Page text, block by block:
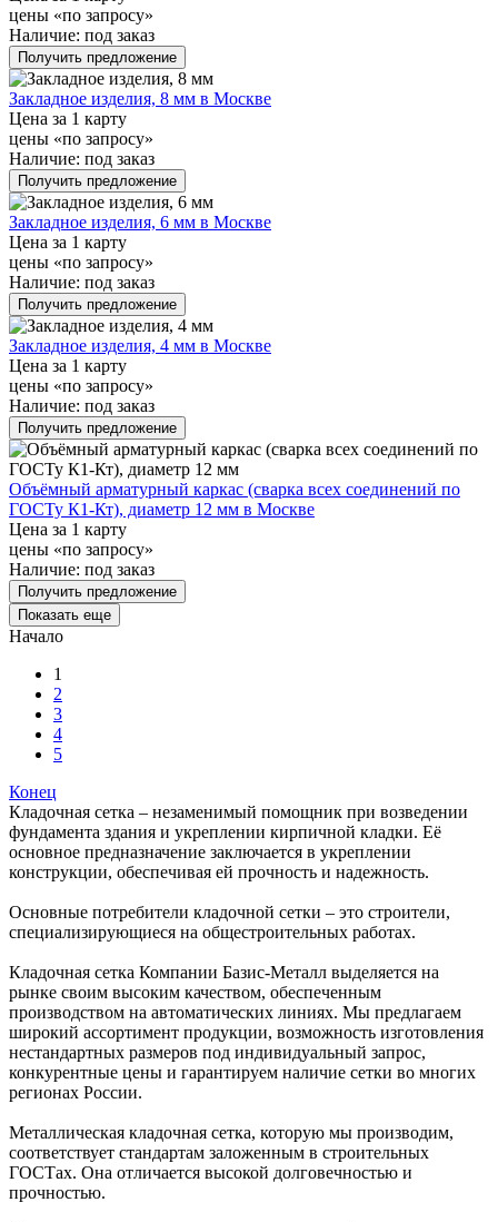
цены «по запросу»
Наличие: под заказ
Получить предложение
Закладное изделия, 8 мм в Москве
Цена за 1 карту
цены «по запросу»
Наличие: под заказ
Получить предложение
Закладное изделия, 6 мм в Москве
Цена за 1 карту
цены «по запросу»
Наличие: под заказ
Получить предложение
Закладное изделия, 4 мм в Москве
Цена за 1 карту
цены «по запросу»
Наличие: под заказ
Получить предложение
Объёмный арматурный каркас (сварка всех соединений по
ГОСТу К1-Кт), диаметр 12 мм в Москве
Цена за 1 карту
цены «по запросу»
Наличие: под заказ
Получить предложение
Показать еще
Начало
1
2
3
4
5
Конец
Кладочная сетка – незаменимый помощник при возведении
фундамента здания и укреплении кирпичной кладки. Её
основное предназначение заключается в укреплении
конструкции, обеспечивая ей прочность и надежность.
Основные потребители кладочной сетки – это строители,
специализирующиеся на общестроительных работах.
Кладочная сетка Компании Базис-Металл выделяется на
рынке своим высоким качеством, обеспеченным
производством на автоматических линиях. Мы предлагаем
широкий ассортимент продукции, возможность изготовления
нестандартных размеров под индивидуальный запрос,
конкурентные цены и гарантируем наличие сетки во многих
регионах России.
Металлическая кладочная сетка, которую мы производим,
соответствует стандартам заложенным в строительных
ГОСТах. Она отличается высокой долговечностью и
прочностью.